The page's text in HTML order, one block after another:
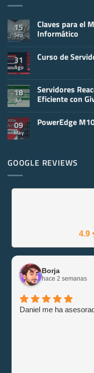
15
Sep
Claves para el
Informático
comentarios
Mantenimiento
de
un
31
Ago
Curso de
en
Curso
de
y
Virtualización
18
Jul
Servidores
Eficiente con
comentarios
Friendly
y
Give1Life!
09
May
PowerEdge
PowerEdge
M1000e
Información
GOOGLE REVIEWS
4.9
Borja
hace 2 semanas
Daniel me ha